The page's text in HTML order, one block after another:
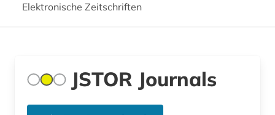
Elektronische Zeitschriften
JSTOR Journals